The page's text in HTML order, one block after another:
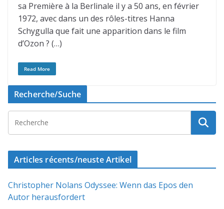
sa Première à la Berlinale il y a 50 ans, en février
1972, avec dans un des rôles-titres Hanna
Schygulla que fait une apparition dans le film
d’Ozon ? (…)
Read More
Recherche/Suche
Articles récents/neuste Artikel
Christopher Nolans Odyssee: Wenn das Epos den
Autor herausfordert